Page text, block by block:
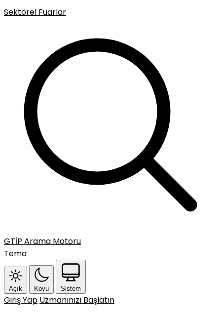
Sektörel Fuarlar
GTİP Arama Motoru
Tema
Açık Koyu Sistem
Giriş Yap Uzmanınızı Başlatın